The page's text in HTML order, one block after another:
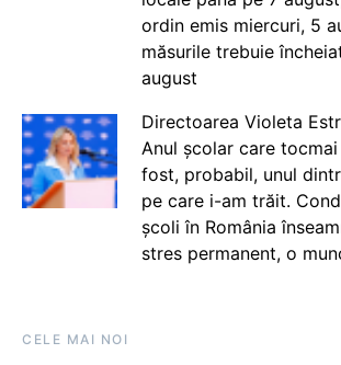
ordin emis miercuri, 5
măsurile trebuie
august
Directoarea Violeta
Anul școlar care
fost, probabil, unul
pe care i-am trăit.
școli în România
stres permanent, o
CELE MAI NOI